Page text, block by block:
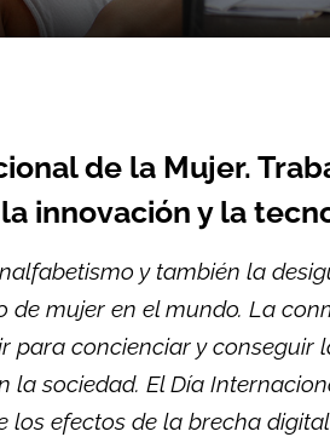
de la Mujer.
innovación y la
y también la
de mujer en el mundo. La
para concienciar y conseguir
la sociedad. El Día
los efectos de la brecha